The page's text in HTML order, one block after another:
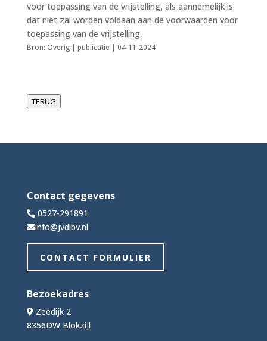
voor toepassing van de vrijstelling, als aannemelijk is
dat niet zal worden voldaan aan de voorwaarden voor
toepassing van de vrijstelling.
Bron: Overig | publicatie | 04-11-2024
TERUG
Contact gegevens
0527-291891
info@jvdlbv.nl
CONTACT FORMULIER
Bezoekadres
Zeedijk 2
8356DW Blokzijl